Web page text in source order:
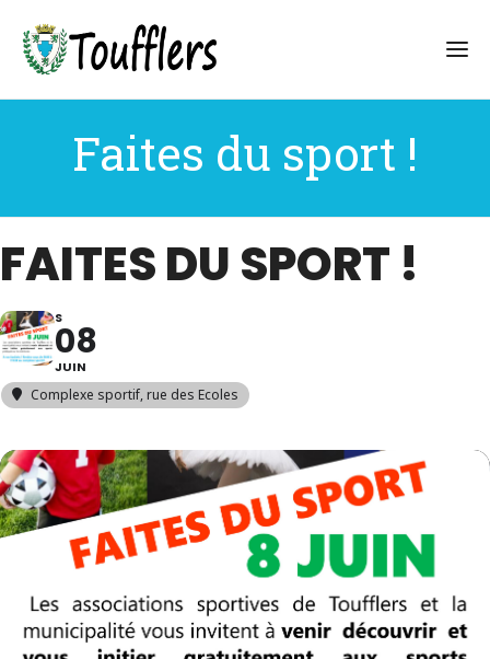
Faites du sport !
FAITES DU SPORT !
S
08
JUIN
Complexe sportif, rue des Ecoles